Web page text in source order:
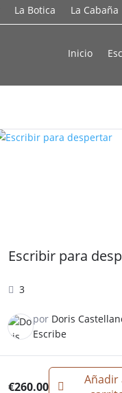
La Botica La Cabaña
Inicio
Escribir para
3
por Doris
Escribe
€260.00
Añadir